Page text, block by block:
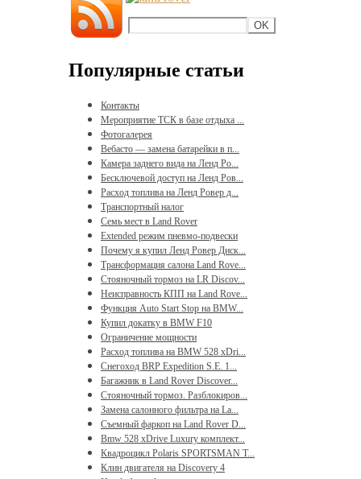
Популярные статьи
Контакты
Мероприятие ТСК в базе отдыха ...
Фотогалерея
Вебасто — замена батарейки в п...
Камера заднего вида на Ленд Ро...
Бесключевой доступ на Ленд Ров...
Расход топлива на Ленд Ровер д...
Транспортный налог
Семь мест в Land Rover
Extended режим пневмо-подвески
Почему я купил Ленд Ровер Диск...
Трансформация салона Land Rove...
Стояночный тормоз на LR Discov...
Неисправность КПП на Land Rove...
Функция Auto Start Stop на BMW...
Купил докатку в BMW F10
Ограничение мощности
Расход топлива на BMW 528 xDri...
Снегоход BRP Expedition S.E. 1...
Багажник в Land Rover Discover...
Стояночный тормоз. Разблокиров...
Замена салонного фильтра на La...
Съемный фаркоп на Land Rover D...
Bmw 528 xDrive Luxury комплект...
Квадроцикл Polaris SPORTSMAN T...
Клин двигателя на Discovery 4